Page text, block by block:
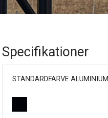
Specifikationer
STANDARDFARVE ALUMINIUM